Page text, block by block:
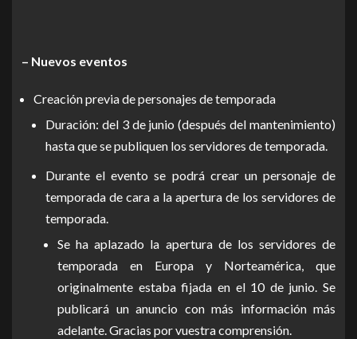
– Nuevos eventos
Creación previa de personajes de temporada
Duración: del 3 de junio (después del mantenimiento)
hasta que se publiquen los servidores de temporada.
Durante el evento se podrá crear un personaje de
temporada de cara a la apertura de los servidores de
temporada.
Se ha aplazado la apertura de los servidores de
temporada en Europa y Norteamérica, que
originalmente estaba fijada en el 10 de junio. Se
publicará un anuncio con más información más
adelante. Gracias por vuestra comprensión.